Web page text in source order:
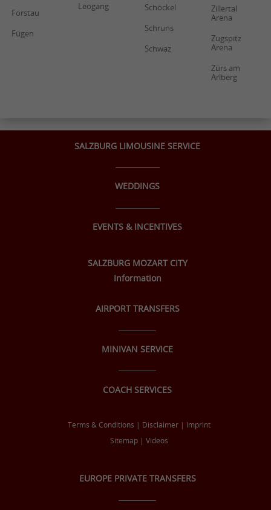
Forstau
Fügen
Leogang
Schöckel
Schruns
Schwaz
Zillertal
Arena
Zugspitz
Arena
Zürs am
Arlberg
SALZBURG LIMOUSINE SERVICE
WEDDINGS
EVENTS & INCENTIVES
SALZBURG MOZART CITY
Information
AIRPORT TRANSFERS
MINIVAN SERVICE
COACH SERVICES
Terms & Conditions | Disclaimer | Imprint
Sitemap | Videos
EUROPE PRIVATE TRANSFERS